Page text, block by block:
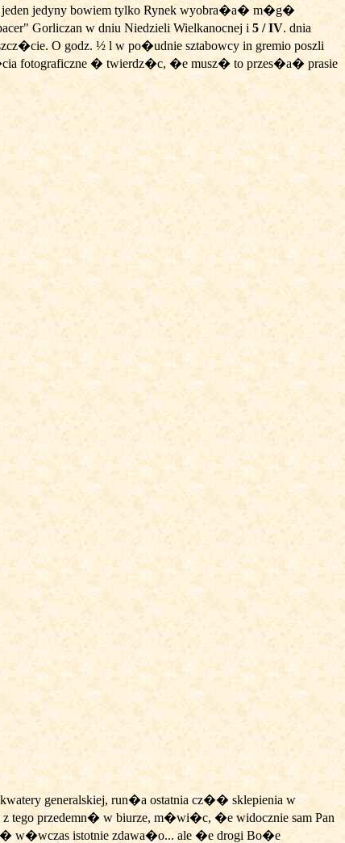
jeden jedyny bowiem tylko Rynek wyobra�a� m�g�
Gorliczan w dniu Niedzieli Wielkanocnej i 5 / IV. dnia
O godz. ½ l w po�udnie sztabowcy in gremio poszli
fotograficzne � twierdz�c, �e musz� to przes�a� prasie
generalskiej, run�a ostatnia cz�� sklepienia w
przedemn� w biurze, m�wi�c, �e widocznie sam Pan
w�wczas istotnie zdawa�o... ale �e drogi Bo�e